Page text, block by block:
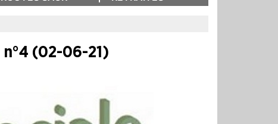
(02-06-21)